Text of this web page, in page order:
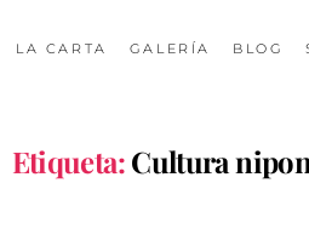
LA CARTA GALERÍA BLOG
Etiqueta:Cultura